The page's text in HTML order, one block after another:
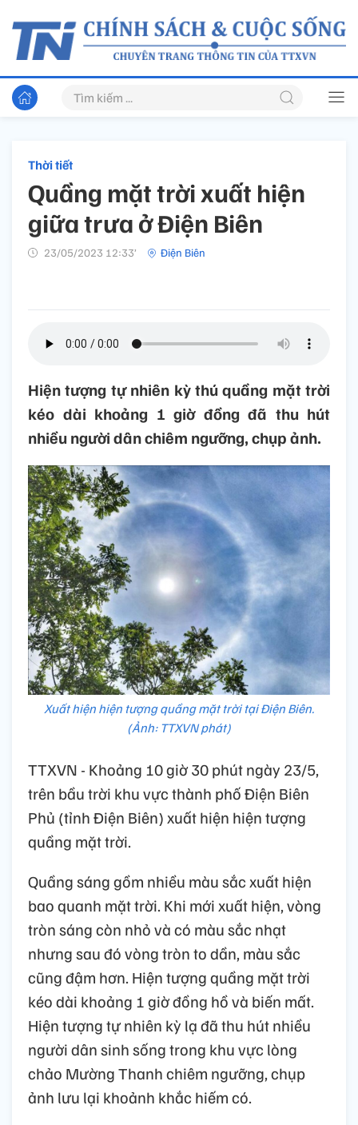
Thời tiết
Quầng mặt trời xuất hiện
giữa trưa ở Điện Biên
23/05/2023 12:33’ Điện Biên
Hiện tượng tự nhiên kỳ thú quầng mặt trời
kéo dài khoảng 1 giờ đồng đã thu hút
nhiều người dân chiêm ngưỡng, chụp ảnh.
Xuất hiện hiện tượng quầng mặt trời tại Điện Biên.
(Ảnh: TTXVN phát)
TTXVN - Khoảng 10 giờ 30 phút ngày 23/5,
trên bầu trời khu vực thành phố Điện Biên
Phủ (tỉnh Điện Biên) xuất hiện hiện tượng
quầng mặt trời.
Quầng sáng gồm nhiều màu sắc xuất hiện
bao quanh mặt trời. Khi mới xuất hiện, vòng
tròn sáng còn nhỏ và có màu sắc nhạt
nhưng sau đó vòng tròn to dần, màu sắc
cũng đậm hơn. Hiện tượng quầng mặt trời
kéo dài khoảng 1 giờ đồng hồ và biến mất.
Hiện tượng tự nhiên kỳ lạ đã thu hút nhiều
người dân sinh sống trong khu vực lòng
chảo Mường Thanh chiêm ngưỡng, chụp
ảnh lưu lại khoảnh khắc hiếm có.